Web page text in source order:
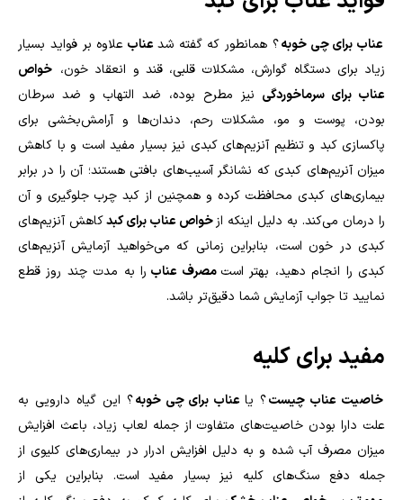
عناب برای چی خوبه؟ همانطور که گفته شد عناب علاوه بر فواید بسیار
زیاد برای دستگاه گوارش، مشکلات قلبی، قند و انعقاد خون، خواص
عناب برای سرماخوردگی نیز مطرح بوده، ضد التهاب و ضد سرطان
بودن، پوست و مو، مشکلات رحم، دندان‌ها و آرامش‌بخشی برای
پاکسازی کبد و تنظیم آنزیم‌های کبدی نیز بسیار مفید است و با کاهش
میزان آنریم‌های کبدی که نشانگر آسیب‌های بافتی هستند؛ آن را در برابر
بیماری‌های کبدی محافظت کرده و همچنین از کبد چرب جلوگیری و آن
را درمان می‌کند. به دلیل اینکه ازخواص عناب برای کبدکاهش آنزیم‌های
کبدی در خون است، بنابراین زمانی که می‌خواهید آزمایش آنزیم‌های
کبدی را انجام دهید، بهتر است مصرف عناب را به مدت چند روز قطع
نمایید تا جواب آزمایش شما دقیق‌تر باشد.
مفید برای کلیه
خاصیت عناب چیست؟ یا عناب برای چی خوبه؟ این گیاه دارویی به
علت دارا بودن خاصیت‌های متفاوت از جمله لعاب زیاد، باعث افزایش
میزان مصرف آب شده و به دلیل افزایش ادرار در بیماری‌های کلیوی از
جمله دفع سنگ‌های کلیه نیز بسیار مفید است. بنابراین یکی از